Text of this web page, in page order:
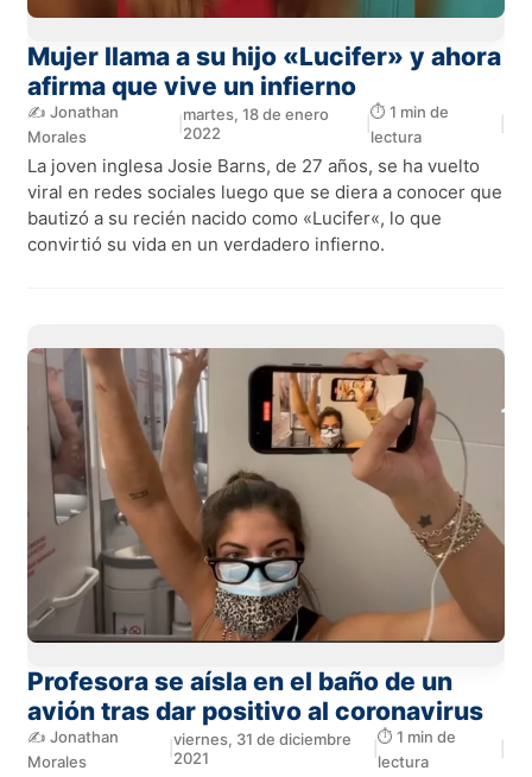
Mujer llama a su hijo «Lucifer» y ahora
afirma que vive un infierno
✍️ Jonathan
Morales
martes, 18 de enero
2022
⏱️ 1 min de
lectura
La joven inglesa Josie Barns, de 27 años, se ha vuelto
viral en redes sociales luego que se diera a conocer que
bautizó a su recién nacido como «Lucifer«, lo que
convirtió su vida en un verdadero infierno.
Profesora se aísla en el baño de un
avión tras dar positivo al coronavirus
✍️ Jonathan
Morales
viernes, 31 de diciembre
2021
⏱️ 1 min de
lectura